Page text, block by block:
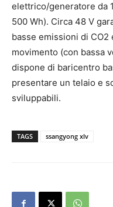
elettrico/generatore da
500 Wh). Circa 48 V
basse emissioni di
movimento (con bassa
dispone di baricentro
presentare un telaio e
sviluppabili.
TAGS ssangyong xlv